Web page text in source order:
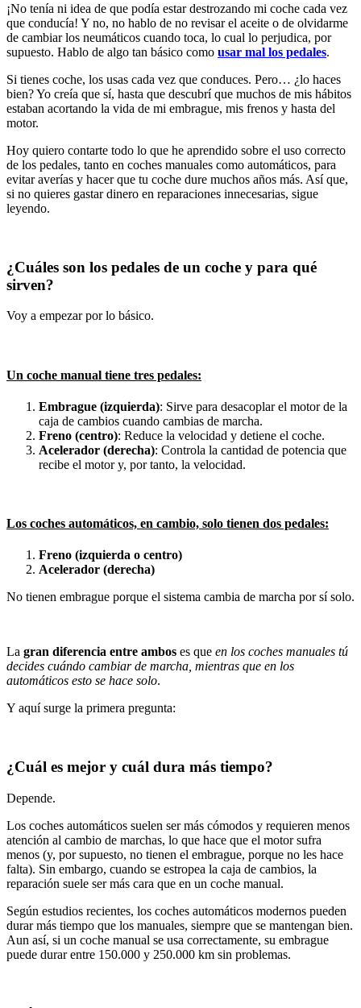
¡No tenía ni idea de que podía estar destrozando mi coche cada vez
que conducía! Y no, no hablo de no revisar el aceite o de olvidarme
de cambiar los neumáticos cuando toca, lo cual lo perjudica, por
supuesto. Hablo de algo tan básico como usar mal los pedales.
Si tienes coche, los usas cada vez que conduces. Pero… ¿lo haces
bien? Yo creía que sí, hasta que descubrí que muchos de mis hábitos
estaban acortando la vida de mi embrague, mis frenos y hasta del
motor.
Hoy quiero contarte todo lo que he aprendido sobre el uso correcto
de los pedales, tanto en coches manuales como automáticos, para
evitar averías y hacer que tu coche dure muchos años más. Así que,
si no quieres gastar dinero en reparaciones innecesarias, sigue
leyendo.
¿Cuáles son los pedales de un coche y para qué
sirven?
Voy a empezar por lo básico.
Un coche manual tiene tres pedales:
Embrague (izquierda): Sirve para desacoplar el motor de la
caja de cambios cuando cambias de marcha.
Freno (centro): Reduce la velocidad y detiene el coche.
Acelerador (derecha): Controla la cantidad de potencia que
recibe el motor y, por tanto, la velocidad.
Los coches automáticos, en cambio, solo tienen dos pedales:
Freno (izquierda o centro)
Acelerador (derecha)
No tienen embrague porque el sistema cambia de marcha por sí solo.
La gran diferencia entre ambos es que en los coches manuales tú
decides cuándo cambiar de marcha, mientras que en los
automáticos esto se hace solo.
Y aquí surge la primera pregunta:
¿Cuál es mejor y cuál dura más tiempo?
Depende.
Los coches automáticos suelen ser más cómodos y requieren menos
atención al cambio de marchas, lo que hace que el motor sufra
menos (y, por supuesto, no tienen el embrague, porque no les hace
falta). Sin embargo, cuando se estropea la caja de cambios, la
reparación suele ser más cara que en un coche manual.
Según estudios recientes, los coches automáticos modernos pueden
durar más tiempo que los manuales, siempre que se mantengan bien.
Aun así, si un coche manual se usa correctamente, su embrague
puede durar entre 150.000 y 250.000 km sin problemas.